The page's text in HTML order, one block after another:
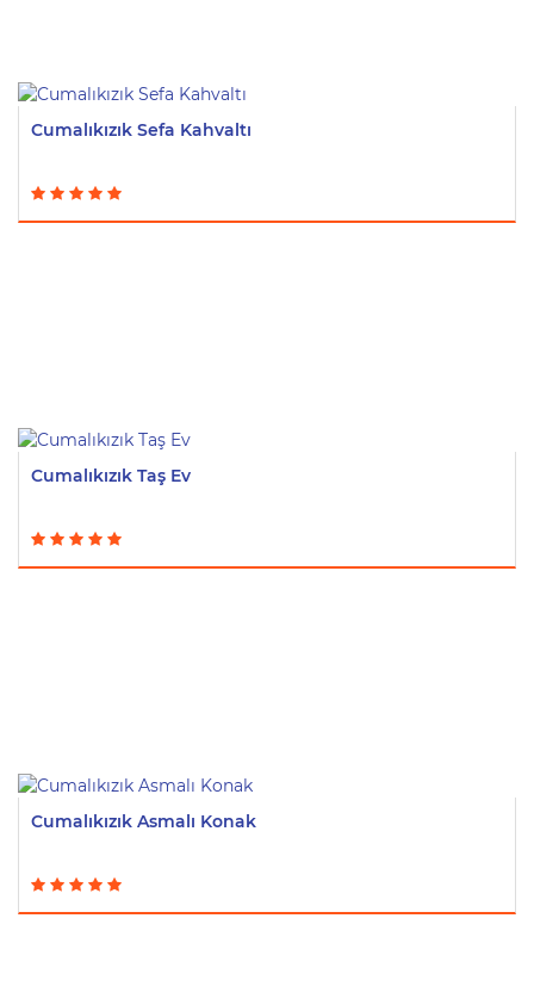
Cumalıkızık Sefa Kahvaltı
Cumalıkızık Taş Ev
Cumalıkızık Asmalı Konak